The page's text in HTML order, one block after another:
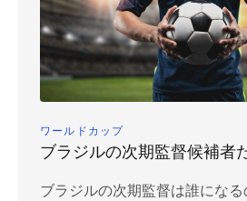
ワールドカップ
ブラジルの次期監督候補者
ブラジルの次期監督は誰にな